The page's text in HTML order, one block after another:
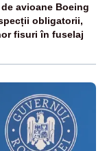
avioane Boeing
obligatorii,
fisuri în fuselaj